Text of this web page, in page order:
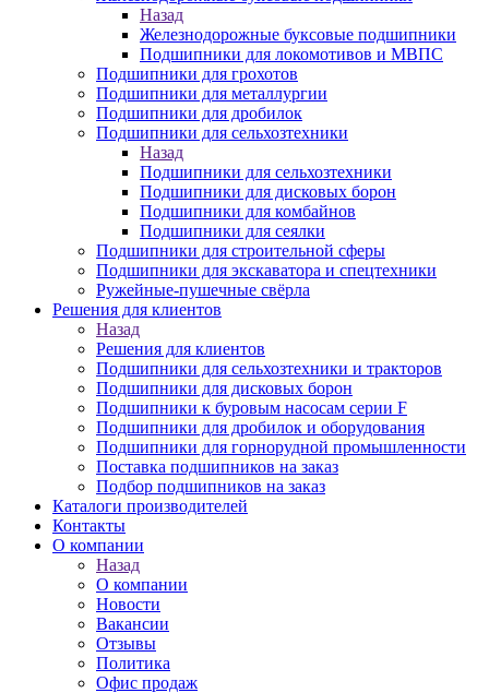
Назад
Железнодорожные буксовые подшипники
Подшипники для локомотивов и МВПС
Подшипники для грохотов
Подшипники для металлургии
Подшипники для дробилок
Подшипники для сельхозтехники
Назад
Подшипники для сельхозтехники
Подшипники для дисковых борон
Подшипники для комбайнов
Подшипники для сеялки
Подшипники для строительной сферы
Подшипники для экскаватора и спецтехники
Ружейные-пушечные свёрла
Решения для клиентов
Назад
Решения для клиентов
Подшипники для сельхозтехники и тракторов
Подшипники для дисковых борон
Подшипники к буровым насосам серии F
Подшипники для дробилок и оборудования
Подшипники для горнорудной промышленности
Поставка подшипников на заказ
Подбор подшипников на заказ
Каталоги производителей
Контакты
О компании
Назад
О компании
Новости
Вакансии
Отзывы
Политика
Офис продаж